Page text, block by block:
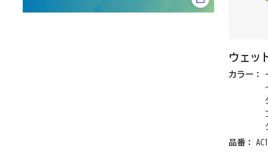
ウェッ
カラー：
品番：